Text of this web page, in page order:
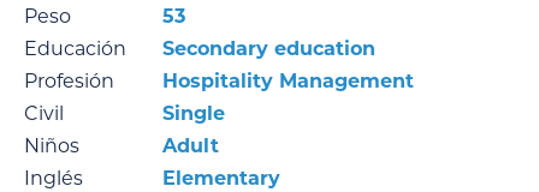
Peso
53
Educación
Secondary education
Profesión
Hospitality Management
Civil
Single
Niños
Adult
Inglés
Elementary